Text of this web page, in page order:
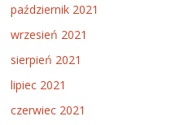
październik 2021
wrzesień 2021
sierpień 2021
lipiec 2021
czerwiec 2021